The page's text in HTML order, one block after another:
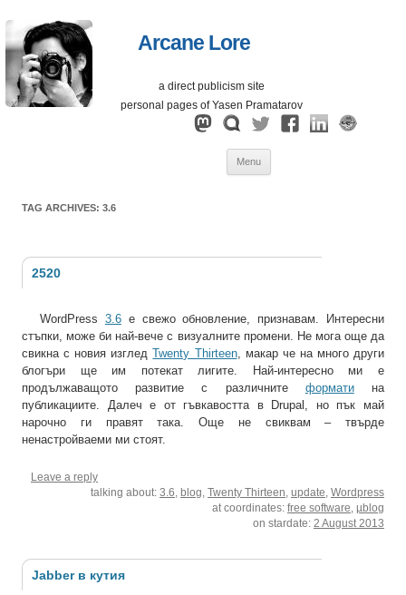
Arcane Lore
a direct publicism site
personal pages of Yasen Pramatarov
Menu
TAG ARCHIVES: 3.6
2520
WordPress 3.6е свежо обновление, признавам. Интересни
стъпки, може би най-вече с визуалните промени. Не мога още да
свикна с новия изгледTwenty Thirteen, макар че на много други
блогъри ще им потекат лигите. Най-интересно ми е
продължаващото развитие с различните форматина
публикациите. Далеч e от гъвкавостта в Drupal, но пък май
нарочно ги правят така. Още не свиквам – твърде
ненастройваеми ми стоят.
Leave a reply
talking about: 3.6 blog Twenty Thirteen update Wordpress
at coordinates: free software µblog
on stardate: 2 August 2013
Jabber в кутия